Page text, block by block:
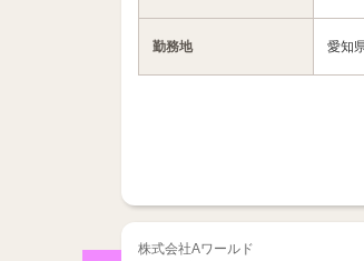
勤務地 愛知
株式会社Aワールド